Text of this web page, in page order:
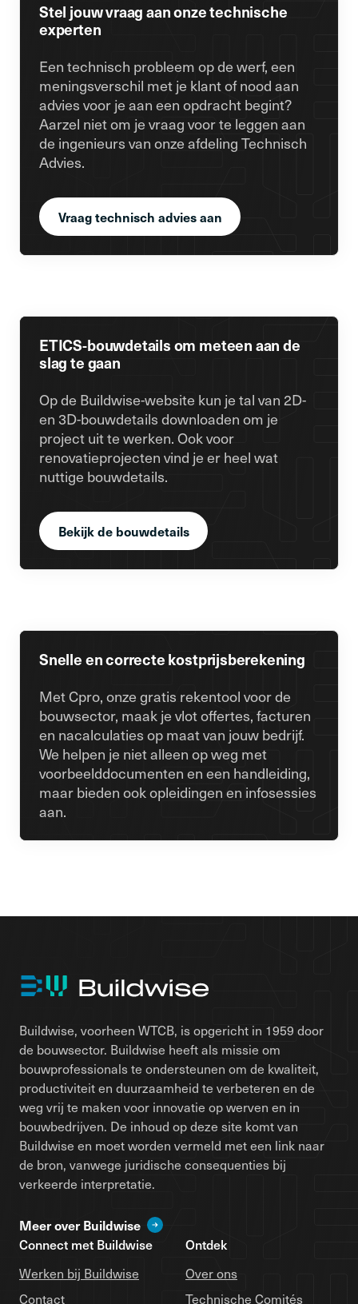
Stel jouw vraag aan onze technische
experten
Een technisch probleem op de werf, een
meningsverschil met je klant of nood aan
advies voor je aan een opdracht begint?
Aarzel niet om je vraag voor te leggen aan
de ingenieurs van onze afdeling Technisch
Advies.
Vraag technisch advies aan
ETICS-bouwdetails om meteen aan de
slag te gaan
Op de Buildwise-website kun je tal van 2D-
en 3D-bouwdetails downloaden om je
project uit te werken. Ook voor
renovatieprojecten vind je er heel wat
nuttige bouwdetails.
Bekijk de bouwdetails
Snelle en correcte kostprijsberekening
Met Cpro, onze gratis rekentool voor de
bouwsector, maak je vlot offertes, facturen
en nacalculaties op maat van jouw bedrijf.
We helpen je niet alleen op weg met
voorbeelddocumenten en een handleiding,
maar bieden ook opleidingen en infosessies
aan.
Buildwise, voorheen WTCB, is opgericht in 1959 door
de bouwsector. Buildwise heeft als missie om
bouwprofessionals te ondersteunen om de kwaliteit,
productiviteit en duurzaamheid te verbeteren en de
weg vrij te maken voor innovatie op werven en in
bouwbedrijven. De inhoud op deze site komt van
Buildwise en moet worden vermeld met een link naar
de bron, vanwege juridische consequenties bij
verkeerde interpretatie.
Meer over Buildwise
Connect met Buildwise
Werken bij Buildwise
Contact
Ontdek
Over ons
Technische Comités